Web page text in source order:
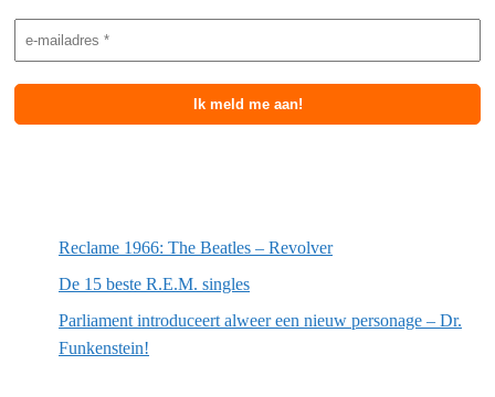
Reclame 1966: The Beatles – Revolver
De 15 beste R.E.M. singles
Parliament introduceert alweer een nieuw personage – Dr.
Funkenstein!